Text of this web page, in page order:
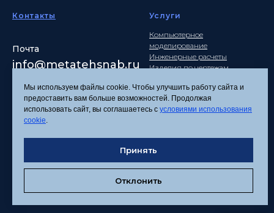
Контакты
Почта
info@metatehsnab.ru
Услуги
Компьютерное
моделирование
Инженерные расчеты
Изделия по чертежам
Политика
Согласие на обработку
персональных данных
Соглашение об
Мы используем файлы cookie. Чтобы улучшить работу сайта и
предоставить вам больше возможностей. Продолжая
использовать сайт, вы соглашаетесь с условиями использования
cookie.
Принять
Отклонить